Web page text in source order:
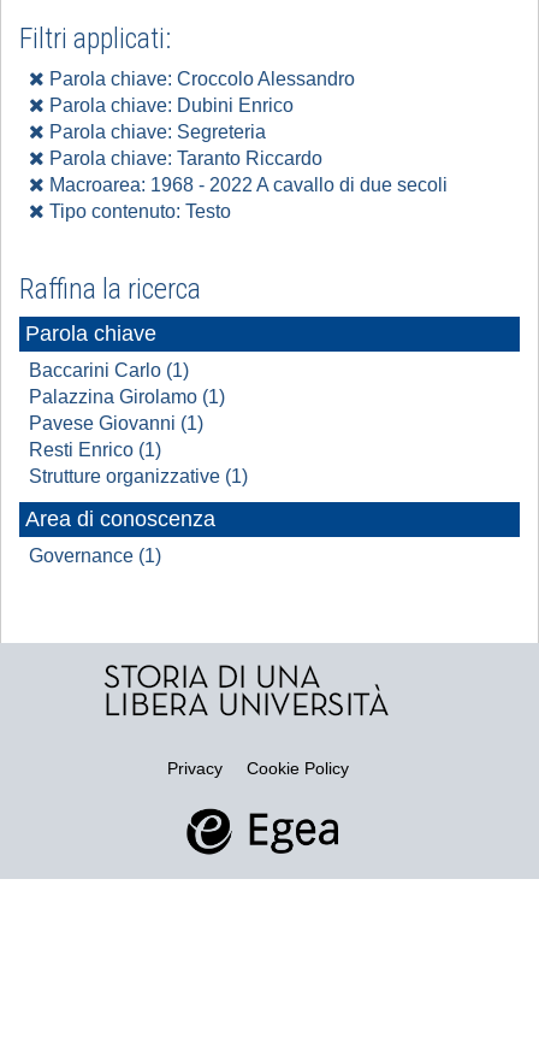
Filtri applicati:
Parola chiave: Croccolo Alessandro
Parola chiave: Dubini Enrico
Parola chiave: Segreteria
Parola chiave: Taranto Riccardo
Macroarea: 1968 - 2022 A cavallo di due secoli
Tipo contenuto: Testo
Raffina la ricerca
Parola chiave
Baccarini Carlo (1)
Palazzina Girolamo (1)
Pavese Giovanni (1)
Resti Enrico (1)
Strutture organizzative (1)
Area di conoscenza
Governance (1)
Privacy Cookie Policy